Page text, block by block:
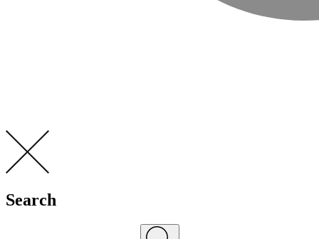
Search